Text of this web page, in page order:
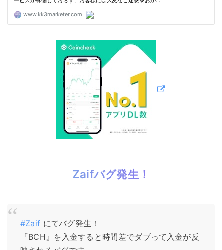
Zaifバグ発生！
#Zaif にてバグ発生！
『BCH』を入金すると時間差でダブって入金が反